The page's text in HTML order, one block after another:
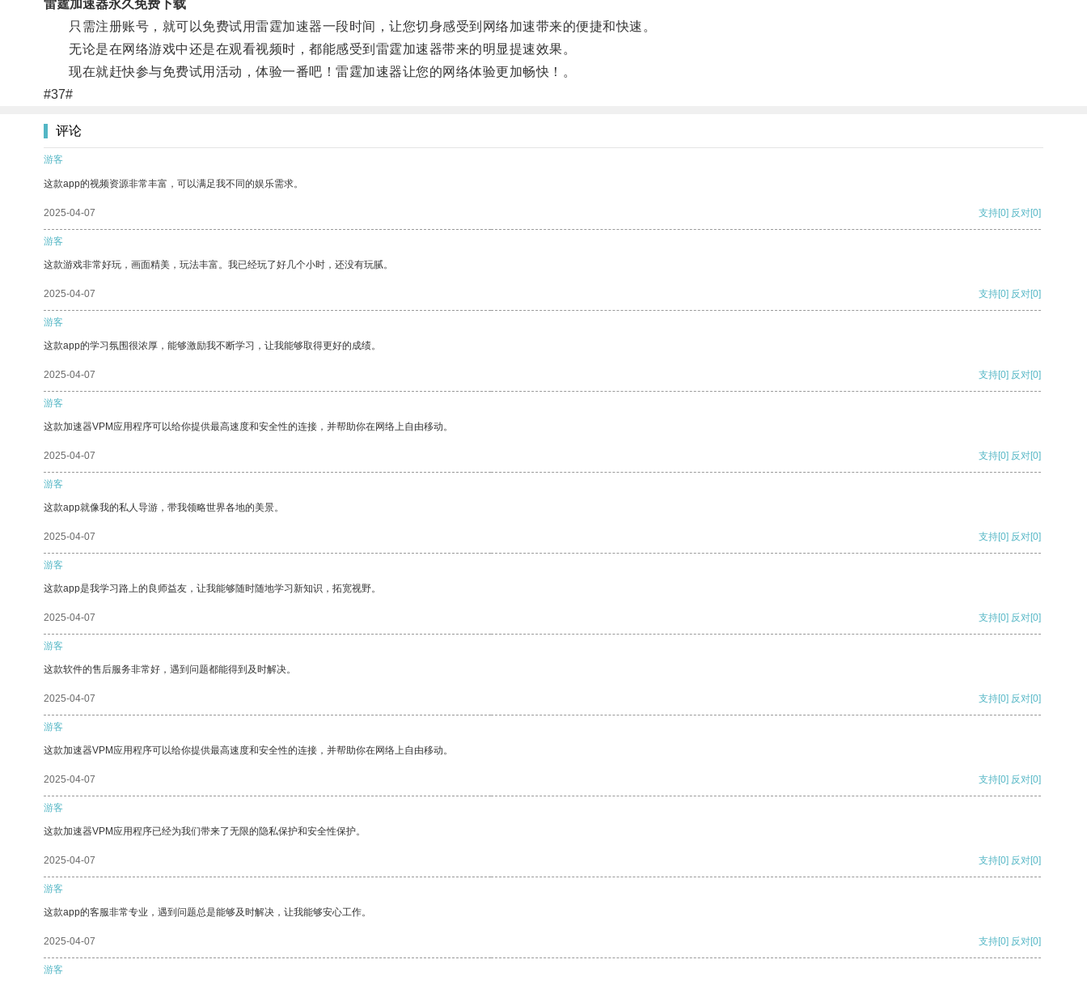
雷霆加速器永久免费下载
只需注册账号，就可以免费试用雷霆加速器一段时间，让您切身感受到网络加速带来的便捷和快速。
无论是在网络游戏中还是在观看视频时，都能感受到雷霆加速器带来的明显提速效果。
现在就赶快参与免费试用活动，体验一番吧！雷霆加速器让您的网络体验更加畅快！。
#37#
评论
游客
这款app的视频资源非常丰富，可以满足我不同的娱乐需求。
2025-04-07 支持[0] 反对[0]
游客
这款游戏非常好玩，画面精美，玩法丰富。我已经玩了好几个小时，还没有玩腻。
2025-04-07 支持[0] 反对[0]
游客
这款app的学习氛围很浓厚，能够激励我不断学习，让我能够取得更好的成绩。
2025-04-07 支持[0] 反对[0]
游客
这款加速器VPM应用程序可以给你提供最高速度和安全性的连接，并帮助你在网络上自由移动。
2025-04-07 支持[0] 反对[0]
游客
这款app就像我的私人导游，带我领略世界各地的美景。
2025-04-07 支持[0] 反对[0]
游客
这款app是我学习路上的良师益友，让我能够随时随地学习新知识，拓宽视野。
2025-04-07 支持[0] 反对[0]
游客
这款软件的售后服务非常好，遇到问题都能得到及时解决。
2025-04-07 支持[0] 反对[0]
游客
这款加速器VPM应用程序可以给你提供最高速度和安全性的连接，并帮助你在网络上自由移动。
2025-04-07 支持[0] 反对[0]
游客
这款加速器VPM应用程序已经为我们带来了无限的隐私保护和安全性保护。
2025-04-07 支持[0] 反对[0]
游客
这款app的客服非常专业，遇到问题总是能够及时解决，让我能够安心工作。
2025-04-07 支持[0] 反对[0]
游客